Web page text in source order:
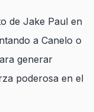
de Jake Paul en
a Canelo o
generar
poderosa en el